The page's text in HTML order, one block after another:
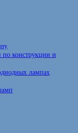
по конструкции и
лампах